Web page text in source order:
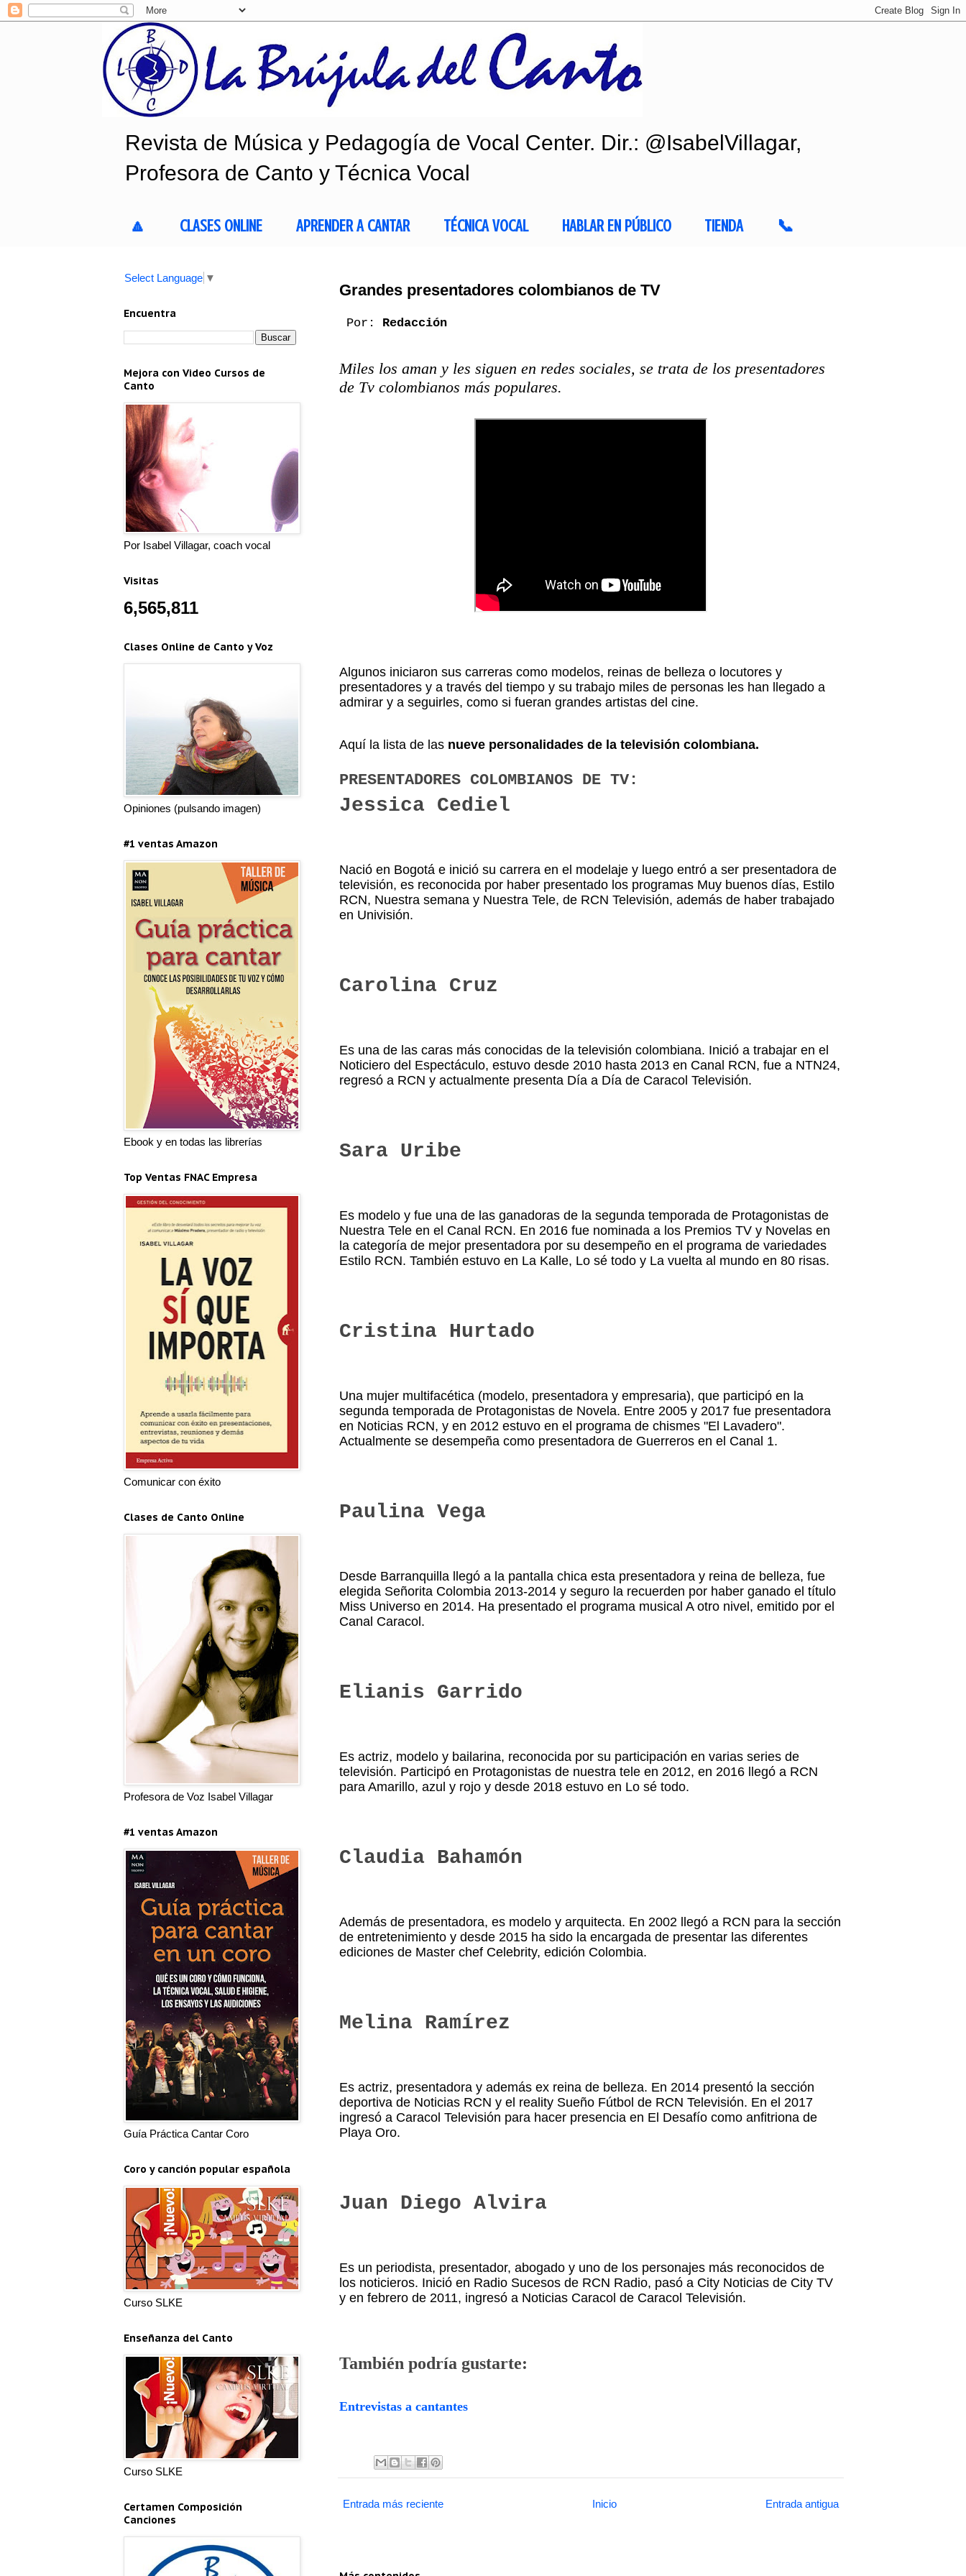
Revista de Música y Pedagogía de Vocal Center. Dir.: @IsabelVillagar,
Profesora de Canto y Técnica Vocal
🔼 CLASES ONLINE APRENDER A CANTAR TÉCNICA VOCAL HABLAR EN PÚBLICO TIENDA 📞
Grandes presentadores colombianos de TV
Por: Redacción
Miles los aman y les siguen en redes sociales, se trata de los presentadores
de Tv colombianos más populares.
Algunos iniciaron sus carreras como modelos, reinas de belleza o locutores y
presentadores y a través del tiempo y su trabajo miles de personas les han llegado a
admirar y a seguirles, como si fueran grandes artistas del cine.
Aquí la lista de las nueve personalidades de la televisión colombiana.
PRESENTADORES COLOMBIANOS DE TV:
Jessica Cediel
Nació en Bogotá e inició su carrera en el modelaje y luego entró a ser presentadora de
televisión, es reconocida por haber presentado los programas Muy buenos días, Estilo
RCN, Nuestra semana y Nuestra Tele, de RCN Televisión, además de haber trabajado
en Univisión.
Carolina Cruz
Es una de las caras más conocidas de la televisión colombiana. Inició a trabajar en el
Noticiero del Espectáculo, estuvo desde 2010 hasta 2013 en Canal RCN, fue a NTN24,
regresó a RCN y actualmente presenta Día a Día de Caracol Televisión.
Sara Uribe
Es modelo y fue una de las ganadoras de la segunda temporada de Protagonistas de
Nuestra Tele en el Canal RCN. En 2016 fue nominada a los Premios TV y Novelas en
la categoría de mejor presentadora por su desempeño en el programa de variedades
Estilo RCN. También estuvo en La Kalle, Lo sé todo y La vuelta al mundo en 80 risas.
Cristina Hurtado
Una mujer multifacética (modelo, presentadora y empresaria), que participó en la
segunda temporada de Protagonistas de Novela. Entre 2005 y 2017 fue presentadora
en Noticias RCN, y en 2012 estuvo en el programa de chismes "El Lavadero".
Actualmente se desempeña como presentadora de Guerreros en el Canal 1.
Paulina Vega
Desde Barranquilla llegó a la pantalla chica esta presentadora y reina de belleza, fue
elegida Señorita Colombia 2013-2014 y seguro la recuerden por haber ganado el título
Miss Universo en 2014. Ha presentado el programa musical A otro nivel, emitido por el
Canal Caracol.
Elianis Garrido
Es actriz, modelo y bailarina, reconocida por su participación en varias series de
televisión. Participó en Protagonistas de nuestra tele en 2012, en 2016 llegó a RCN
para Amarillo, azul y rojo y desde 2018 estuvo en Lo sé todo.
Claudia Bahamón
Además de presentadora, es modelo y arquitecta. En 2002 llegó a RCN para la sección
de entretenimiento y desde 2015 ha sido la encargada de presentar las diferentes
ediciones de Master chef Celebrity, edición Colombia.
Melina Ramírez
Es actriz, presentadora y además ex reina de belleza. En 2014 presentó la sección
deportiva de Noticias RCN y el reality Sueño Fútbol de RCN Televisión. En el 2017
ingresó a Caracol Televisión para hacer presencia en El Desafío como anfitriona de
Playa Oro.
Juan Diego Alvira
Es un periodista, presentador, abogado y uno de los personajes más reconocidos de
los noticieros. Inició en Radio Sucesos de RCN Radio, pasó a City Noticias de City TV
y en febrero de 2011, ingresó a Noticias Caracol de Caracol Televisión.
También podría gustarte:
Entrevistas a cantantes
Entrada más reciente Entrada antigua
Inicio
Select Language ▼
Encuentra
Mejora con Video Cursos de
Canto
Por Isabel Villagar, coach vocal
Visitas
6,565,811
Clases Online de Canto y Voz
Opiniones (pulsando imagen)
#1 ventas Amazon
Ebook y en todas las librerías
Top Ventas FNAC Empresa
Comunicar con éxito
Clases de Canto Online
Profesora de Voz Isabel Villagar
#1 ventas Amazon
Guía Práctica Cantar Coro
Coro y canción popular española
Curso SLKE
Enseñanza del Canto
Curso SLKE
Certamen Composición
Canciones